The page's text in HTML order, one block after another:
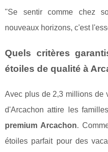
"Se sentir comme chez
nouveaux horizons, c'est
Quels critères
étoiles de qualité à
Avec plus de 2,3 millions de
d'Arcachon attire les
premium Arcachon.
étoiles parfait pour des